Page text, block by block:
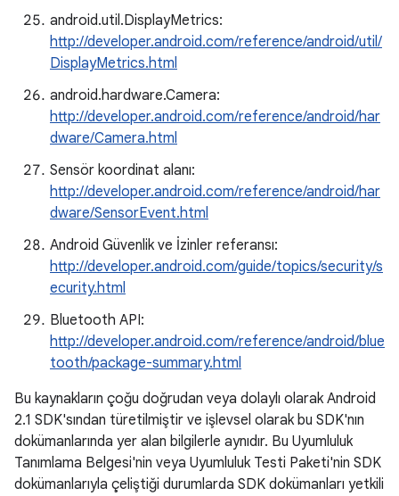
android.util.DisplayMetrics:
http://developer.android.com/reference/android/util/
DisplayMetrics.html
android.hardware.Camera:
http://developer.android.com/reference/android/har
dware/Camera.html
Sensör koordinat alanı:
http://developer.android.com/reference/android/har
dware/SensorEvent.html
Android Güvenlik ve İzinler referansı:
http://developer.android.com/guide/topics/security/s
ecurity.html
Bluetooth API:
http://developer.android.com/reference/android/blue
tooth/package-summary.html
Bu kaynakların çoğu doğrudan veya dolaylı olarak Android
2.1 SDK'sından türetilmiştir ve işlevsel olarak bu SDK'nın
dokümanlarında yer alan bilgilerle aynıdır. Bu Uyumluluk
Tanımlama Belgesi'nin veya Uyumluluk Testi Paketi'nin SDK
dokümanlarıyla çeliştiği durumlarda SDK dokümanları yetkili